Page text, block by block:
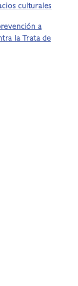
culturales
a
la Trata de